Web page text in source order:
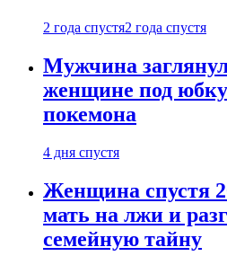
2 года спустя2 года спустя
Мужчина
женщине под
покемона
4 дня спустя
Женщина спустя
мать на лжи и
семейную тайну